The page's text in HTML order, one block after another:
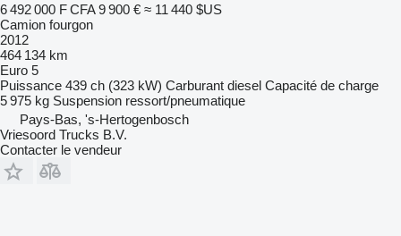
6 492 000 F CFA 9 900 € ≈ 11 440 $US
Camion fourgon
2012
464 134 km
Euro 5
Puissance 439 ch (323 kW) Carburant diesel Capacité de charge
5 975 kg Suspension ressort/pneumatique
Pays-Bas, 's-Hertogenbosch
Vriesoord Trucks B.V.
Contacter le vendeur